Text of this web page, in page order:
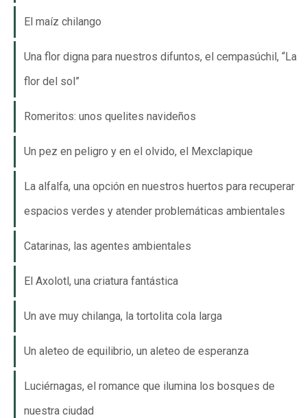
El maíz chilango
Una flor digna para nuestros difuntos, el cempasúchil, “La
flor del sol”
Romeritos: unos quelites navideños
Un pez en peligro y en el olvido, el Mexclapique
La alfalfa, una opción en nuestros huertos para recuperar
espacios verdes y atender problemáticas ambientales
Catarinas, las agentes ambientales
El Axolotl, una criatura fantástica
Un ave muy chilanga, la tortolita cola larga
Un aleteo de equilibrio, un aleteo de esperanza
Luciérnagas, el romance que ilumina los bosques de
nuestra ciudad